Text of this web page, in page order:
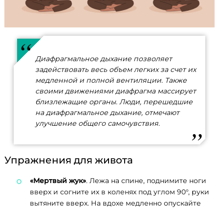
Диафрагмальное дыхание позволяет
задействовать весь объем легких за счет их
медленной и полной вентиляции. Также
своими движениями диафрагма массирует
близлежащие органы. Люди, перешедшие
на диафрагмальное дыхание, отмечают
улучшение общего самочувствия.
Упражнения для живота
«Мертвый жук». Лежа на спине, поднимите ноги
вверх и согните их в коленях под углом 90°, руки
вытяните вверх. На вдохе медленно опускайте